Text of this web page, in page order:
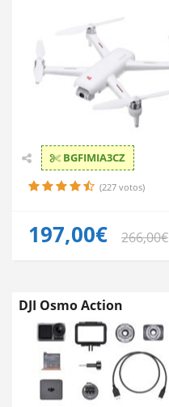
BGFIMIA3CZ
(227 votos)
197,00€ 266,00€
DJI Osmo Action